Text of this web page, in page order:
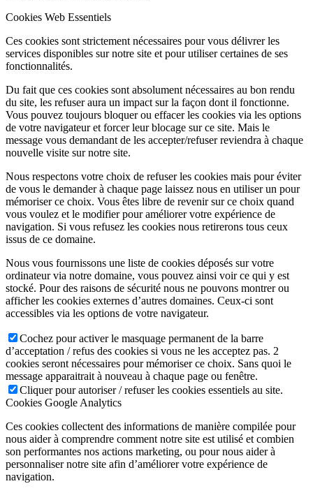
Cookies Web Essentiels
Ces cookies sont strictement nécessaires pour vous délivrer les
services disponibles sur notre site et pour utiliser certaines de ses
fonctionnalités.
Du fait que ces cookies sont absolument nécessaires au bon rendu
du site, les refuser aura un impact sur la façon dont il fonctionne.
Vous pouvez toujours bloquer ou effacer les cookies via les options
de votre navigateur et forcer leur blocage sur ce site. Mais le
message vous demandant de les accepter/refuser reviendra à chaque
nouvelle visite sur notre site.
Nous respectons votre choix de refuser les cookies mais pour éviter
de vous le demander à chaque page laissez nous en utiliser un pour
mémoriser ce choix. Vous êtes libre de revenir sur ce choix quand
vous voulez et le modifier pour améliorer votre expérience de
navigation. Si vous refusez les cookies nous retirerons tous ceux
issus de ce domaine.
Nous vous fournissons une liste de cookies déposés sur votre
ordinateur via notre domaine, vous pouvez ainsi voir ce qui y est
stocké. Pour des raisons de sécurité nous ne pouvons montrer ou
afficher les cookies externes d’autres domaines. Ceux-ci sont
accessibles via les options de votre navigateur.
Cochez pour activer le masquage permanent de la barre
d’acceptation / refus des cookies si vous ne les acceptez pas. 2
cookies seront nécessaires pour mémoriser ce choix. Sans quoi le
message apparaitrait à nouveau à chaque page ou fenêtre.
Cliquer pour autoriser / refuser les cookies essentiels au site.
Cookies Google Analytics
Ces cookies collectent des informations de manière compilée pour
nous aider à comprendre comment notre site est utilisé et combien
son performantes nos actions marketing, ou pour nous aider à
personnaliser notre site afin d’améliorer votre expérience de
navigation.